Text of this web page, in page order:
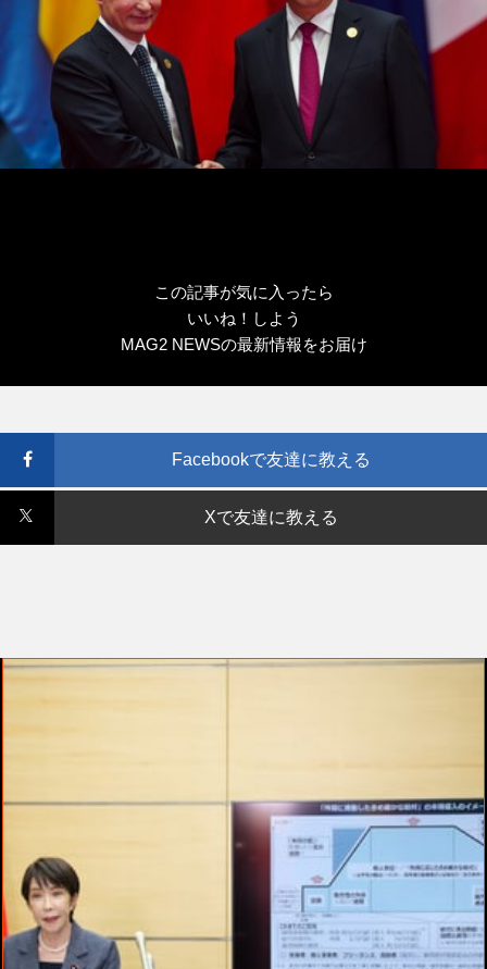
この記事が気に入ったら
いいね！しよう
MAG2 NEWSの最新情報をお届け
Facebookで友達に教える
Xで友達に教える